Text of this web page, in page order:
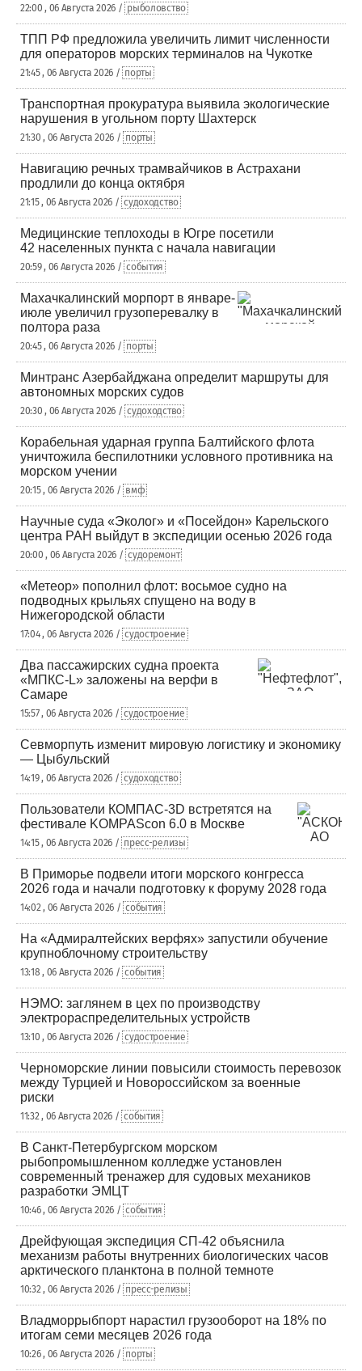
22:00 , 06 Августа 2026 / рыболовство
ТПП РФ предложила увеличить лимит численности
для операторов морских терминалов на Чукотке
21:45 , 06 Августа 2026 / порты
Транспортная прокуратура выявила экологические
нарушения в угольном порту Шахтерск
21:30 , 06 Августа 2026 / порты
Навигацию речных трамвайчиков в Астрахани
продлили до конца октября
21:15 , 06 Августа 2026 / судоходство
Медицинские теплоходы в Югре посетили
42 населенных пункта с начала навигации
20:59 , 06 Августа 2026 / события
Махачкалинский морпорт в январе-
июле увеличил грузоперевалку в
полтора раза
20:45 , 06 Августа 2026 / порты
Минтранс Азербайджана определит маршруты для
автономных морских судов
20:30 , 06 Августа 2026 / судоходство
Корабельная ударная группа Балтийского флота
уничтожила беспилотники условного противника на
морском учении
20:15 , 06 Августа 2026 / вмф
Научные суда «Эколог» и «Посейдон» Карельского
центра РАН выйдут в экспедиции осенью 2026 года
20:00 , 06 Августа 2026 / судоремонт
«Метеор» пополнил флот: восьмое судно на
подводных крыльях спущено на воду в
Нижегородской области
17:04 , 06 Августа 2026 / судостроение
Два пассажирских судна проекта
«МПКС-L» заложены на верфи в
Самаре
15:57 , 06 Августа 2026 / судостроение
Севморпуть изменит мировую логистику и экономику
— Цыбульский
14:19 , 06 Августа 2026 / судоходство
Пользователи КОМПАС-3D встретятся на
фестивале KOMPAScon 6.0 в Москве
14:15 , 06 Августа 2026 / пресс-релизы
В Приморье подвели итоги морского конгресса
2026 года и начали подготовку к форуму 2028 года
14:02 , 06 Августа 2026 / события
На «Адмиралтейских верфях» запустили обучение
крупноблочному строительству
13:18 , 06 Августа 2026 / события
НЭМО: заглянем в цех по производству
электрораспределительных устройств
13:10 , 06 Августа 2026 / судостроение
Черноморские линии повысили стоимость перевозок
между Турцией и Новороссийском за военные
риски
11:32 , 06 Августа 2026 / события
В Санкт-Петербургском морском
рыбопромышленном колледже установлен
современный тренажер для судовых механиков
разработки ЭМЦТ
10:46 , 06 Августа 2026 / события
Дрейфующая экспедиция СП-42 объяснила
механизм работы внутренних биологических часов
арктического планктона в полной темноте
10:32 , 06 Августа 2026 / пресс-релизы
Владморрыбпорт нарастил грузооборот на 18% по
итогам семи месяцев 2026 года
10:26 , 06 Августа 2026 / порты